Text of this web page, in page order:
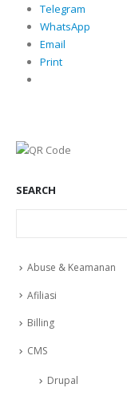
Telegram
WhatsApp
Email
Print
SEARCH
Abuse & Keamanan
Afiliasi
Billing
CMS
Drupal